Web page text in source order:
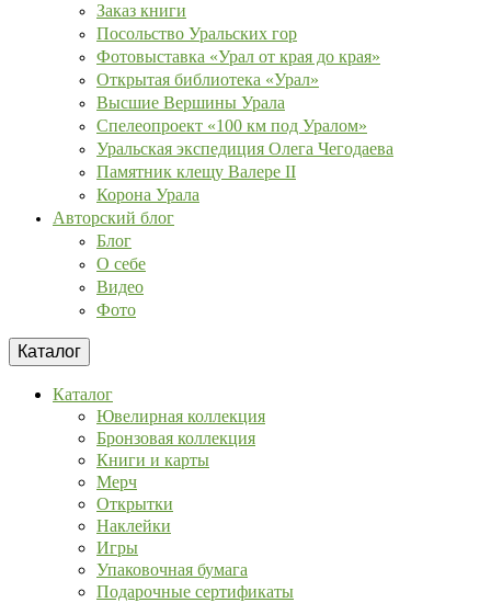
Заказ книги
Посольство Уральских гор
Фотовыставка «Урал от края до края»
Открытая библиотека «Урал»
Высшие Вершины Урала
Спелеопроект «100 км под Уралом»
Уральская экспедиция Олега Чегодаева
Памятник клещу Валере II
Корона Урала
Авторский блог
Блог
О себе
Видео
Фото
Каталог
Каталог
Ювелирная коллекция
Бронзовая коллекция
Книги и карты
Мерч
Открытки
Наклейки
Игры
Упаковочная бумага
Подарочные сертификаты